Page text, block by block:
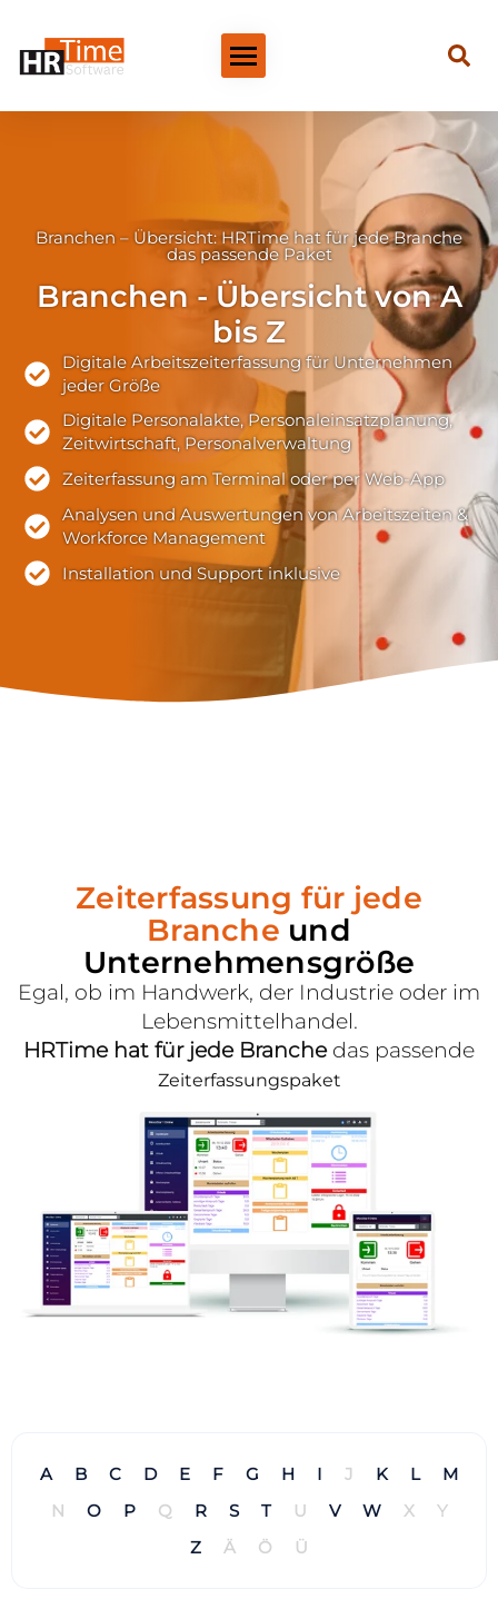
Branchen – Übersicht: HRTime hat für jede Branche
das passende Paket
Branchen - Übersicht von A
bis Z
Digitale Arbeitszeiterfassung für Unternehmen
jeder Größe
Digitale Personalakte, Personaleinsatzplanung,
Zeitwirtschaft, Personalverwaltung
Zeiterfassung am Terminal oder per Web-App
Analysen und Auswertungen von Arbeitszeiten &
Workforce Management
Installation und Support inklusive
Zeiterfassung für jede
Branche und
Unternehmensgröße
Egal, ob im Handwerk, der Industrie oder im
Lebensmittelhandel.
HRTime hat für jede Branchedas passende
Zeiterfassungspaket
A B C D E F G H I J K L
M
N
O P Q R S T U V W X
Y
Z
Ä Ö Ü